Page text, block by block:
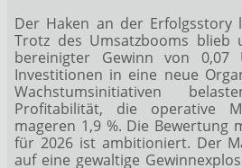
Der Haken an der Erfolgsstory
Trotz des Umsatzbooms
bereinigter Gewinn von 0,07
Investitionen in eine neue
Wachstumsinitiativen
Profitabilität, die operative
mageren 1,9 %. Die Bewertung
für 2026 ist ambitioniert. Der
auf eine gewaltige